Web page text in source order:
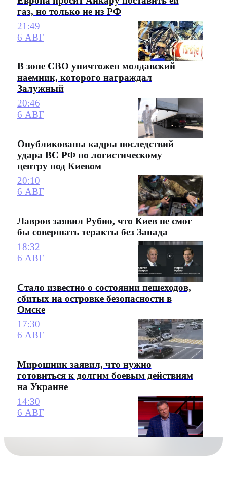
газ, но только не из РФ
21:49
6 АВГ
В зоне СВО уничтожен молдавский
наемник, которого награждал
Залужный
20:46
6 АВГ
Опубликованы кадры последствий
удара ВС РФ по логистическому
центру под Киевом
20:10
6 АВГ
Лавров заявил Рубио, что Киев не смог
бы совершать теракты без Запада
18:32
6 АВГ
Стало известно о состоянии пешеходов,
сбитых на островке безопасности в
Омске
17:30
6 АВГ
Мирошник заявил, что нужно
готовиться к долгим боевым действиям
на Украине
14:30
6 АВГ